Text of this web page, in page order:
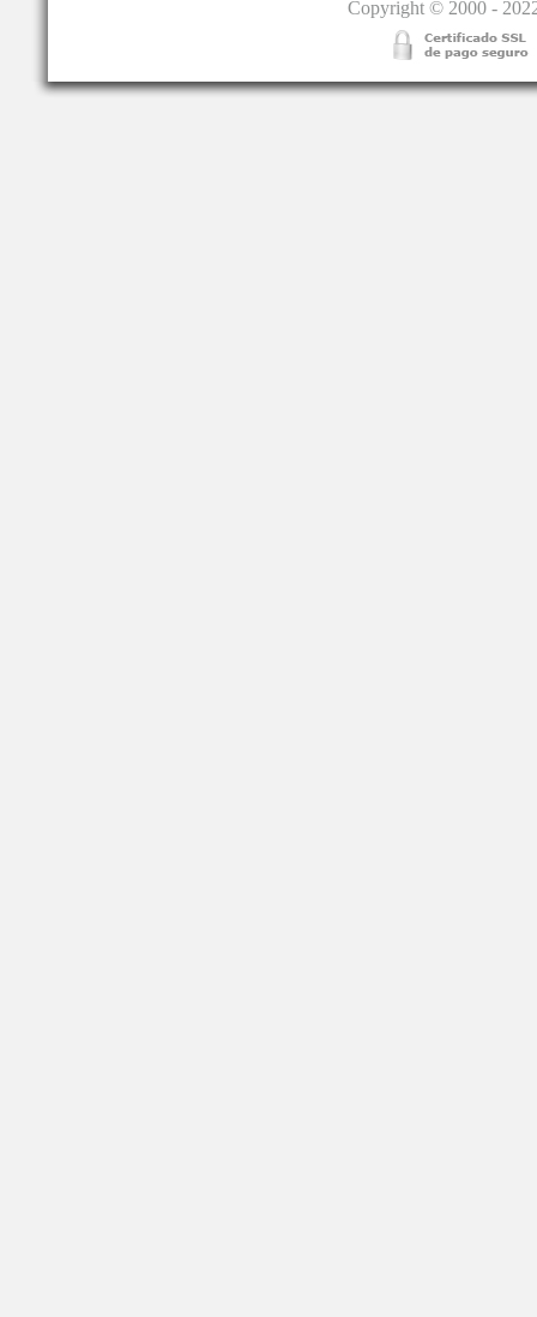
Copyright © 2000 -